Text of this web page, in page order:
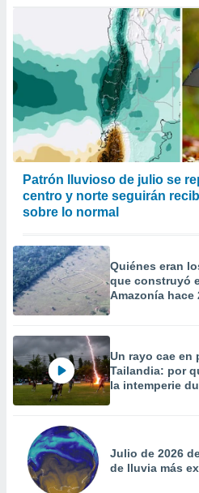
Patrón lluvioso de julio se
centro y norte seguirán
sobre lo normal
Quiénes eran
que construyó
Amazonía hace
Un rayo cae en
Tailandia: por
la intemperie
Julio de 2026
de lluvia más